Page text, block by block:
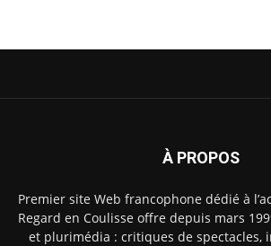
À PROPOS
Premier site Web francophone dédié à
Regard en Coulisse offre depuis mars
et plurimédia : critiques de spectacles,